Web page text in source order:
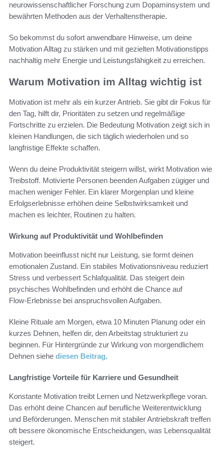
neurowissenschaftlicher Forschung zum Dopaminsystem und
bewährten Methoden aus der Verhaltenstherapie.
So bekommst du sofort anwendbare Hinweise, um deine
Motivation Alltag zu stärken und mit gezielten Motivationstipps
nachhaltig mehr Energie und Leistungsfähigkeit zu erreichen.
Warum Motivation im Alltag wichtig ist
Motivation ist mehr als ein kurzer Antrieb. Sie gibt dir Fokus für
den Tag, hilft dir, Prioritäten zu setzen und regelmäßige
Fortschritte zu erzielen. Die Bedeutung Motivation zeigt sich in
kleinen Handlungen, die sich täglich wiederholen und so
langfristige Effekte schaffen.
Wenn du deine Produktivität steigern willst, wirkt Motivation wie
Treibstoff. Motivierte Personen beenden Aufgaben zügiger und
machen weniger Fehler. Ein klarer Morgenplan und kleine
Erfolgserlebnisse erhöhen deine Selbstwirksamkeit und
machen es leichter, Routinen zu halten.
Wirkung auf Produktivität und Wohlbefinden
Motivation beeinflusst nicht nur Leistung, sie formt deinen
emotionalen Zustand. Ein stabiles Motivationsniveau reduziert
Stress und verbessert Schlafqualität. Das steigert dein
psychisches Wohlbefinden und erhöht die Chance auf
Flow‑Erlebnisse bei anspruchsvollen Aufgaben.
Kleine Rituale am Morgen, etwa 10 Minuten Planung oder ein
kurzes Dehnen, helfen dir, den Arbeitstag strukturiert zu
beginnen. Für Hintergründe zur Wirkung von morgendlichem
Dehnen siehe diesen Beitrag.
Langfristige Vorteile für Karriere und Gesundheit
Konstante Motivation treibt Lernen und Netzwerkpflege voran.
Das erhöht deine Chancen auf berufliche Weiterentwicklung
und Beförderungen. Menschen mit stabiler Antriebskraft treffen
oft bessere ökonomische Entscheidungen, was Lebensqualität
steigert.